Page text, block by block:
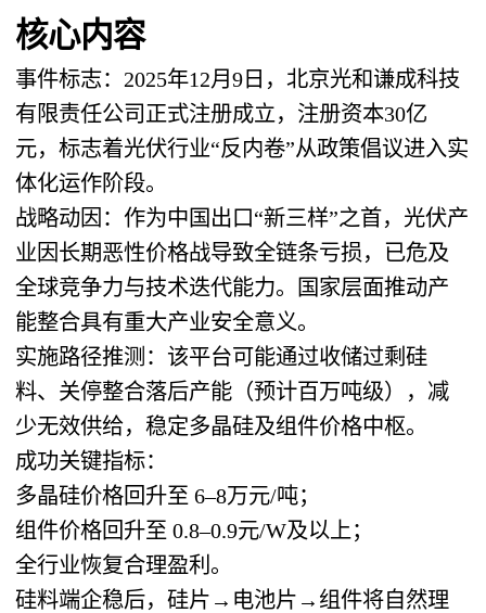
核心内容
事件标志：2025年12月9日，北京光和谦成科技
有限责任公司正式注册成立，注册资本30亿
元，标志着光伏行业“反内卷”从政策倡议进入实
体化运作阶段。
战略动因：作为中国出口“新三样”之首，光伏产
业因长期恶性价格战导致全链条亏损，已危及
全球竞争力与技术迭代能力。国家层面推动产
能整合具有重大产业安全意义。
实施路径推测：该平台可能通过收储过剩硅
料、关停整合落后产能（预计百万吨级），减
少无效供给，稳定多晶硅及组件价格中枢。
成功关键指标：
多晶硅价格回升至 6–8万元/吨；
组件价格回升至 0.8–0.9元/W及以上；
全行业恢复合理盈利。
硅料端企稳后，硅片→电池片→组件将自然理